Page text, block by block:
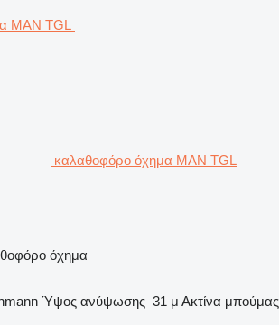
καλαθοφόρο όχημα MAN TGL
όχημα
Ύψος ανύψωσης 31 μ Ακτίνα μπούμας